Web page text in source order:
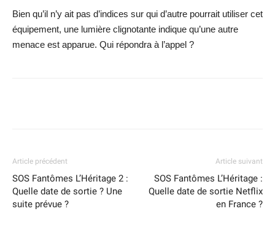
Bien qu’il n’y ait pas d’indices sur qui d’autre pourrait utiliser cet
équipement, une lumière clignotante indique qu’une autre
menace est apparue. Qui répondra à l’appel ?
Article précédent
SOS Fantômes L’Héritage 2 :
Quelle date de sortie ? Une
suite prévue ?
Article suivant
SOS Fantômes L’Héritage :
Quelle date de sortie Netflix
en France ?